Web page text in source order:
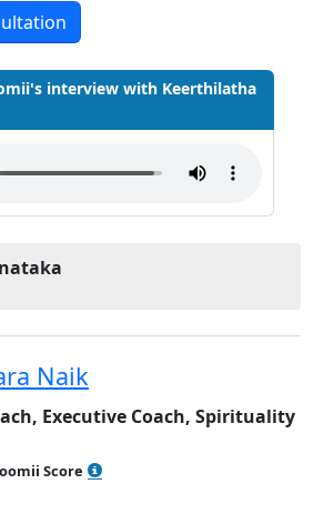
interview with Keerthilatha
Naik
Executive Coach, Spirituality
Score